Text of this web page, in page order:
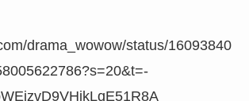
drama_wowow/status/16093840